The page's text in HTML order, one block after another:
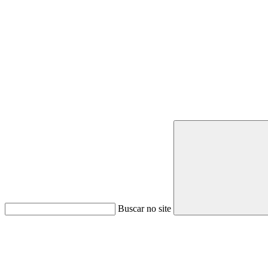
Buscar no site